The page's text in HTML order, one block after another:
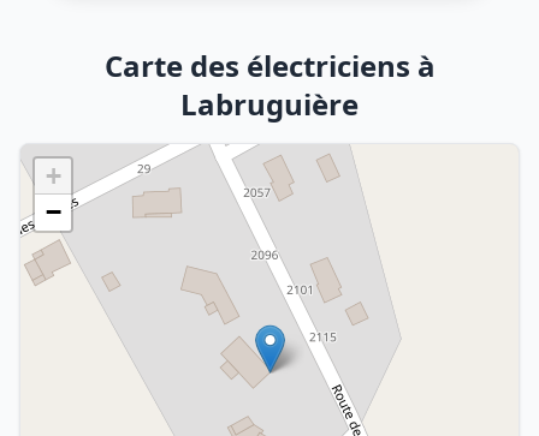
Carte des électriciens à
Labruguière
+
−